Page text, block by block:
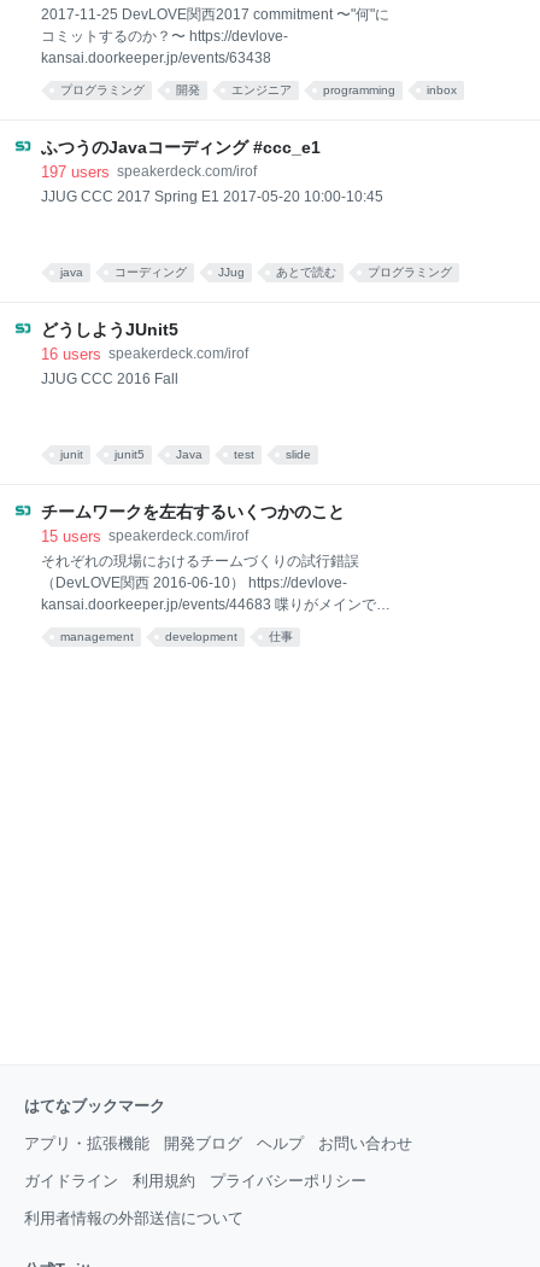
2017-11-25 DevLOVE関西2017 commitment 〜"何"に
コミットするのか？〜 https://devlove-
kansai.doorkeeper.jp/events/63438
プログラミング 開発 エンジニア programming inbox
ふつうのJavaコーディング #ccc_e1
197 users speakerdeck.com/irof
JJUG CCC 2017 Spring E1 2017-05-20 10:00-10:45
java コーディング JJug あとで読む プログラミング
どうしようJUnit5
16 users speakerdeck.com/irof
JJUG CCC 2016 Fall
junit junit5 Java test slide
チームワークを左右するいくつかのこと
15 users speakerdeck.com/irof
それぞれの現場におけるチームづくりの試行錯誤
（DevLOVE関西 2016-06-10） https://devlove-
kansai.doorkeeper.jp/events/44683 喋りがメインで、
大事なことはスライドにはでてないかも。 （とくに45
ページ以降は顕著）
management development 仕事
はてなブックマーク
アプリ・拡張機能 開発ブログ ヘルプ お問い合わせ
ガイドライン 利用規約 プライバシーポリシー
利用者情報の外部送信について